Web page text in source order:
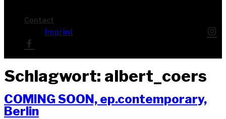
Cont­act
Imprint
Schlagwort: albert_coers
COMING SOON, ep.contemporary,
Berlin